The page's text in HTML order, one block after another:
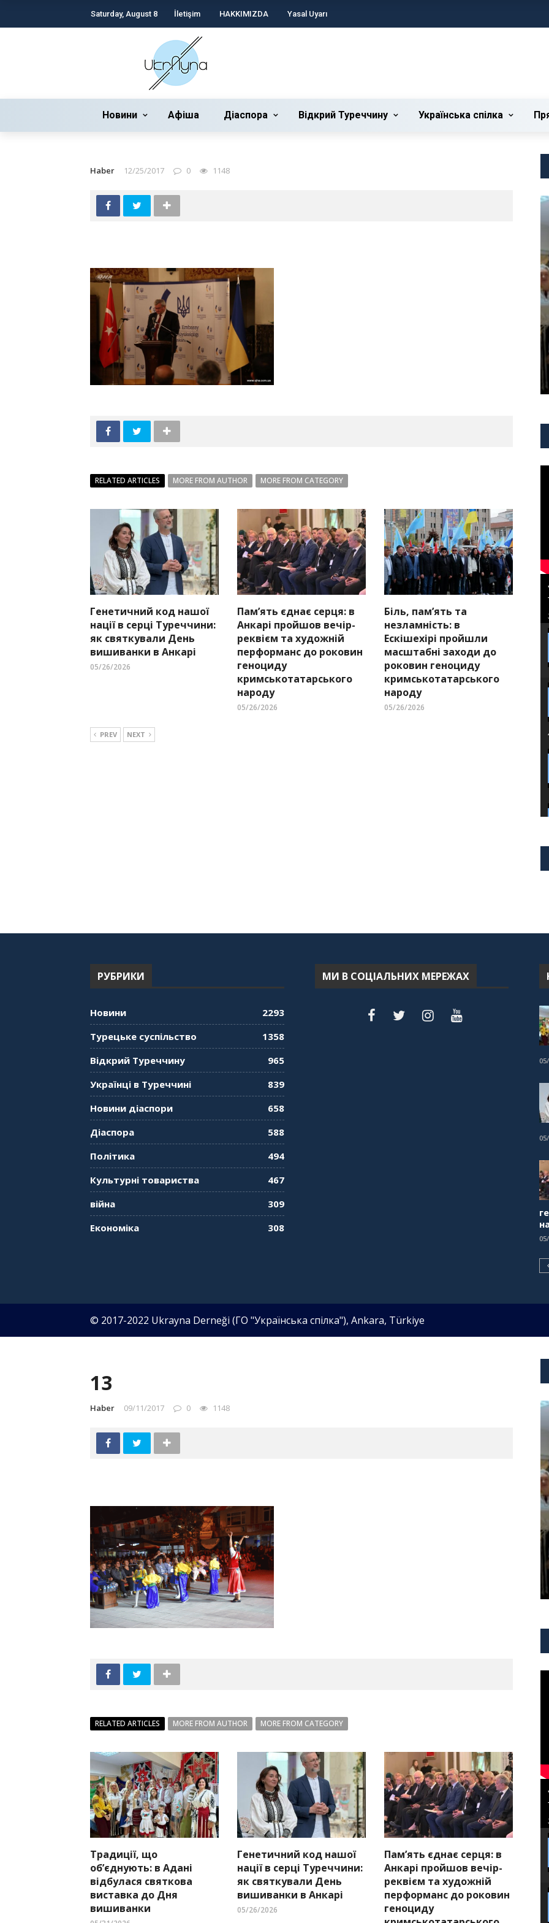
Saturday, August 8 İletişim HAKKIMIZDA Yasal Uyarı
Новини Афіша Діаспора Відкрий Туреччину Українська cпілка
Haber 12/25/2017 0 1148
RELATED ARTICLES MORE FROM AUTHOR MORE FROM CATEGORY
Генетичний код нашої
нації в серці Туреччини:
як святкували День
вишиванки в Анкарі
05/26/2026
Пам’ять єднає серця: в
Анкарі пройшов вечір-
реквієм та художній
перформанс до роковин
геноциду
кримськотатарського
народу
05/26/2026
Біль, пам’ять та
незламність: в
Ескішехірі пройшли
масштабні заходи до
роковин геноциду
кримськотатарського
народу
05/26/2026
PREV NEXT
РУБРИКИ
Новини
2293
Турецьке суспільство
1358
Відкрий Туреччину
965
Українці в Туреччині
839
Новини діаспори
658
Діаспора
588
Політика
494
Культурні товариства
467
війна
309
Економіка
308
МИ В СОЦІАЛЬНИХ МЕРЕЖАХ
© 2017-2022 Ukrayna Derneği (ГО "Українська спілка"), Ankara, Türkiye
13
Haber 09/11/2017 0 1148
RELATED ARTICLES MORE FROM AUTHOR MORE FROM CATEGORY
Традиції, що
об’єднують: в Адані
відбулася святкова
виставка до Дня
вишиванки
Генетичний код нашої
нації в серці Туреччини:
як святкували День
вишиванки в Анкарі
05/26/2026
Пам’ять єднає серця: в
Анкарі пройшов вечір-
реквієм та художній
перформанс до роковин
геноциду